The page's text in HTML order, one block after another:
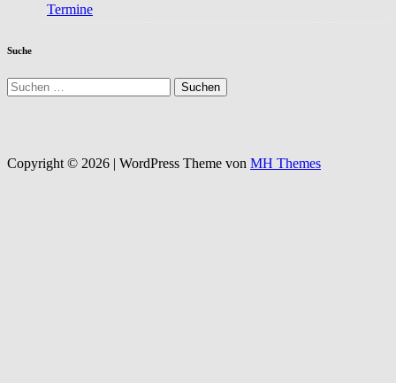
Termine
Suche
Suchen
nach:
Copyright © 2026 | WordPress Theme von MH Themes